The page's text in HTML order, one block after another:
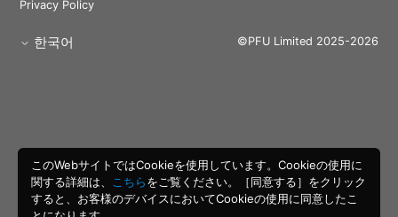
Privacy Policy
한국어 ©PFU Limited 2025-2026
このWebサイトではCookieを使用しています。Cookieの使用に
関する詳細は、
こちらをご覧ください。［同意する］をクリック
すると、お客様のデバイスにおいてCookieの使用に同意したこ